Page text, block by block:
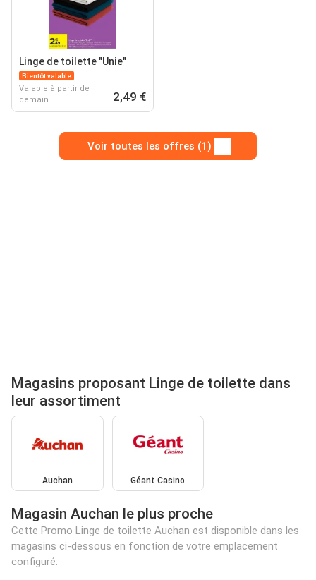
Linge de toilette "Unie"
Bientôt valable
Valable à partir de
demain
2,49 €
Voir toutes les offres (1)
Magasins proposant Linge de toilette dans
leur assortiment
Auchan Géant Casino
Magasin Auchan le plus proche
Cette Promo Linge de toilette Auchan est disponible dans les
magasins ci-dessous en fonction de votre emplacement
configuré: